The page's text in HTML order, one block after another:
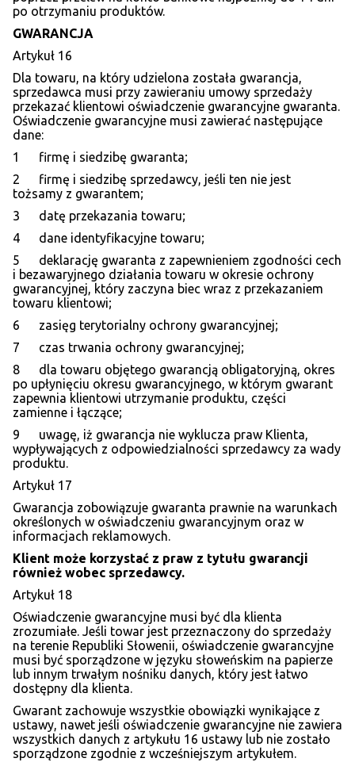
po otrzymaniu produktów.
GWARANCJA
Artykuł 16
Dla towaru, na który udzielona została gwarancja,
sprzedawca musi przy zawieraniu umowy sprzedaży
przekazać klientowi oświadczenie gwarancyjne gwaranta.
Oświadczenie gwarancyjne musi zawierać następujące
dane:
1 firmę i siedzibę gwaranta;
2 firmę i siedzibę sprzedawcy, jeśli ten nie jest
tożsamy z gwarantem;
3 datę przekazania towaru;
4 dane identyfikacyjne towaru;
5 deklarację gwaranta z zapewnieniem zgodności cech
i bezawaryjnego działania towaru w okresie ochrony
gwarancyjnej, który zaczyna biec wraz z przekazaniem
towaru klientowi;
6 zasięg terytorialny ochrony gwarancyjnej;
7 czas trwania ochrony gwarancyjnej;
8 dla towaru objętego gwarancją obligatoryjną, okres
po upłynięciu okresu gwarancyjnego, w którym gwarant
zapewnia klientowi utrzymanie produktu, części
zamienne i łączące;
9 uwagę, iż gwarancja nie wyklucza praw Klienta,
wypływających z odpowiedzialności sprzedawcy za wady
produktu.
Artykuł 17
Gwarancja zobowiązuje gwaranta prawnie na warunkach
określonych w oświadczeniu gwarancyjnym oraz w
informacjach reklamowych.
Klient może korzystać z praw z tytułu gwarancji
również wobec sprzedawcy.
Artykuł 18
Oświadczenie gwarancyjne musi być dla klienta
zrozumiałe. Jeśli towar jest przeznaczony do sprzedaży
na terenie Republiki Słowenii, oświadczenie gwarancyjne
musi być sporządzone w języku słoweńskim na papierze
lub innym trwałym nośniku danych, który jest łatwo
dostępny dla klienta.
Gwarant zachowuje wszystkie obowiązki wynikające z
ustawy, nawet jeśli oświadczenie gwarancyjne nie zawiera
wszystkich danych z artykułu 16 ustawy lub nie zostało
sporządzone zgodnie z wcześniejszym artykułem.